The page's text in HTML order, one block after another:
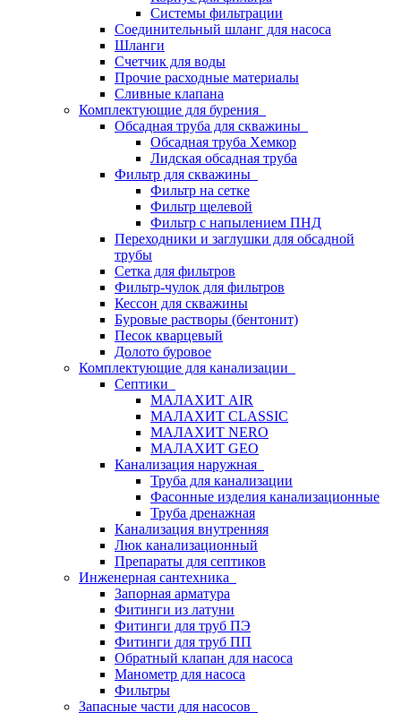
Системы фильтрации
Соединительный шланг для насоса
Шланги
Счетчик для воды
Прочие расходные материалы
Сливные клапана
Комплектующие для бурения
Обсадная труба для скважины
Обсадная труба Хемкор
Лидская обсадная труба
Фильтр для скважины
Фильтр на сетке
Фильтр щелевой
Фильтр с напылением ПНД
Переходники и заглушки для обсадной
трубы
Сетка для фильтров
Фильтр-чулок для фильтров
Кессон для скважины
Буровые растворы (бентонит)
Песок кварцевый
Долото буровое
Комплектующие для канализации
Септики
МАЛАХИТ AIR
МАЛАХИТ CLASSIC
МАЛАХИТ NERO
МАЛАХИТ GEO
Канализация наружная
Труба для канализации
Фасонные изделия канализационные
Труба дренажная
Канализация внутренняя
Люк канализационный
Препараты для септиков
Инженерная сантехника
Запорная арматура
Фитинги из латуни
Фитинги для труб ПЭ
Фитинги для труб ПП
Обратный клапан для насоса
Манометр для насоса
Фильтры
Запасные части для насосов